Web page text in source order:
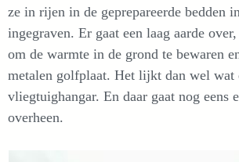
ze in rijen in de geprepareerde bedden
ingegraven. Er gaat een laag aarde
om de warmte in de grond te bewaren
metalen golfplaat. Het lijkt dan wel wat
vliegtuighangar. En daar gaat nog eens
overheen.